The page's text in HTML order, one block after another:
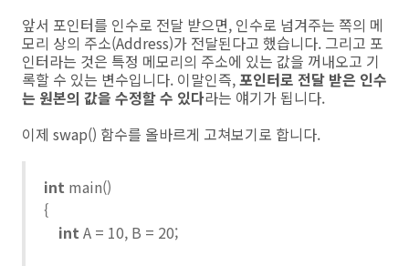
앞서 포인터를 인수로 전달 받으면, 인수로 넘겨주는 쪽의 메
모리 상의 주소(Address)가 전달된다고 했습니다. 그리고 포
인터라는 것은 특정 메모리의 주소에 있는 값을 꺼내오고 기
록할 수 있는 변수입니다. 이말인즉,포인터로 전달 받은 인수
는 원본의 값을 수정할 수 있다라는 얘기가 됩니다.
이제 swap() 함수를 올바르게 고쳐보기로 합니다.
int main()
{
intA = 10, B = 20;